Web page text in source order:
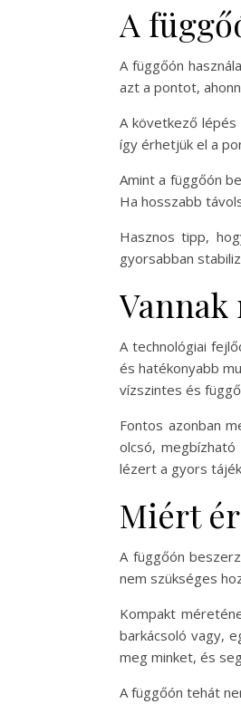
A
A függőón
azt a pontot,
A következő
így érhetjük el a
Amint a függőón
Ha hosszabb
Hasznos tipp,
gyorsabban
A technológiai
és hatékonyabb
vízszintes és
Fontos azonban
olcsó,
lézert a gyors
Miért
A függőón
nem szükséges
Kompakt
barkácsoló vagy,
meg minket, és
A függőón tehát